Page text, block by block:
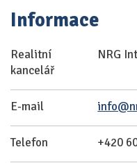
Informace
Realitní
kancelář
NRG
E-mail
Telefon +420